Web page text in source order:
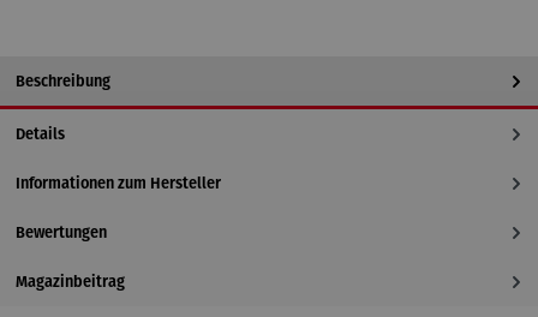
Beschreibung
Details
Informationen zum Hersteller
Bewertungen
Magazinbeitrag